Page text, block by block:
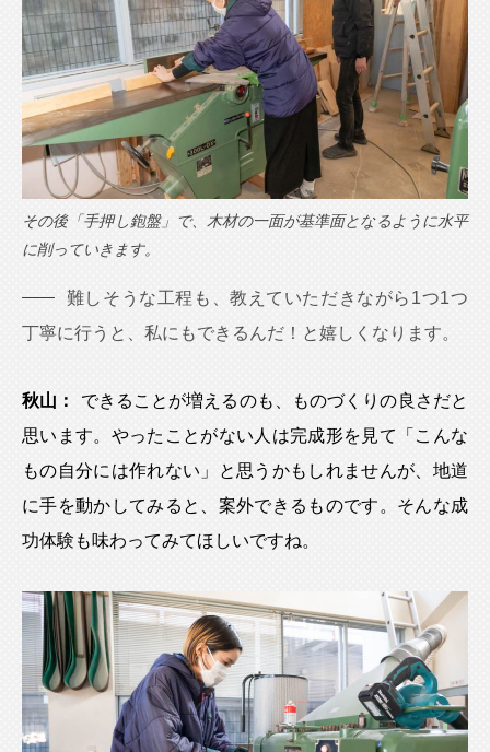
その後「手押し鉋盤」で、木材の一面が基準面となるように水平
に削っていきます。
難しそうな工程も、教えていただきながら1つ1つ
丁寧に行うと、私にもできるんだ！と嬉しくなります。
秋山：
できることが増えるのも、ものづくりの良さだと
思います。やったことがない人は完成形を見て「こんな
もの自分には作れない」と思うかもしれませんが、地道
に手を動かしてみると、案外できるものです。そんな成
功体験も味わってみてほしいですね。